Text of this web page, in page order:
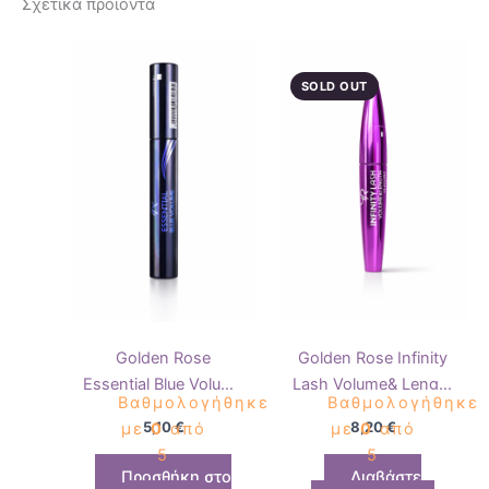
Σχετικά προϊόντα
Golden Rose
Essential Blue Volume
Mascara
Βαθμολογήθηκε
με0από
5
5,10€
Προσθήκη στο
SOLD OUT
Golden Rose Infinity
Lash Volume& Length
Mascara
Βαθμολογήθηκε
με0από
5
8,20€
Διαβάστε